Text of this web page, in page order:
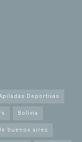
Deportivas
Bolivia
buenos aires